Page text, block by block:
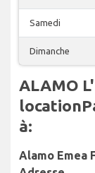
Samedi
Dimanche
ALAMO
à:
Alamo Emea